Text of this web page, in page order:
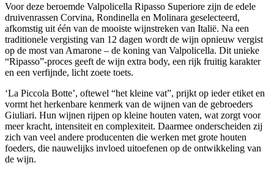
Voor deze beroemde Valpolicella Ripasso Superiore zijn de edele
druivenrassen Corvina, Rondinella en Molinara geselecteerd,
afkomstig uit één van de mooiste wijnstreken van Italië. Na een
traditionele vergisting van 12 dagen wordt de wijn opnieuw vergist
op de most van Amarone – de koning van Valpolicella. Dit unieke
“Ripasso”-proces geeft de wijn extra body, een rijk fruitig karakter
en een verfijnde, licht zoete toets.
‘La Piccola Botte’, oftewel “het kleine vat”, prijkt op ieder etiket en
vormt het herkenbare kenmerk van de wijnen van de gebroeders
Giuliari. Hun wijnen rijpen op kleine houten vaten, wat zorgt voor
meer kracht, intensiteit en complexiteit. Daarmee onderscheiden zij
zich van veel andere producenten die werken met grote houten
foeders, die nauwelijks invloed uitoefenen op de ontwikkeling van
de wijn.